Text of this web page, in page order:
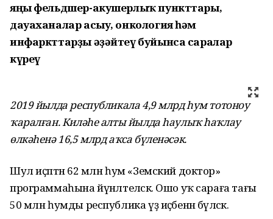
яңы фельдшер-акушерлыҡ пункттары,
дауаханалар асыу, онкология һәм
инфаркттарҙы әҙәйтеү буйынса саралар
күреү
2019 йылда республикала 4,9 млрд һум тотоноу
ҡаралған. Киләһе алты йылда һаулыҡ һаҡлау
өлкәһенә 16,5 млрд аҡса бүленәсәк.
Шул иҫәптән 62 млн һум «Земский доктор»
программаһына йүнәлтеләсәк. Ошо уҡ сараға тағы
50 млн һумды республика үҙ иҫәбенән бүләсәк.